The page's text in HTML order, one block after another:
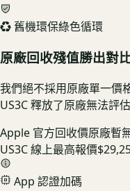
♻️ 舊機環保綠色循環
原廠回收殘值勝出對
我們絕不採用原廠單一價
US3C 釋放了原廠無法評
Apple 官方回收價原廠暫
US3C 線上最高報價
App 認證加碼